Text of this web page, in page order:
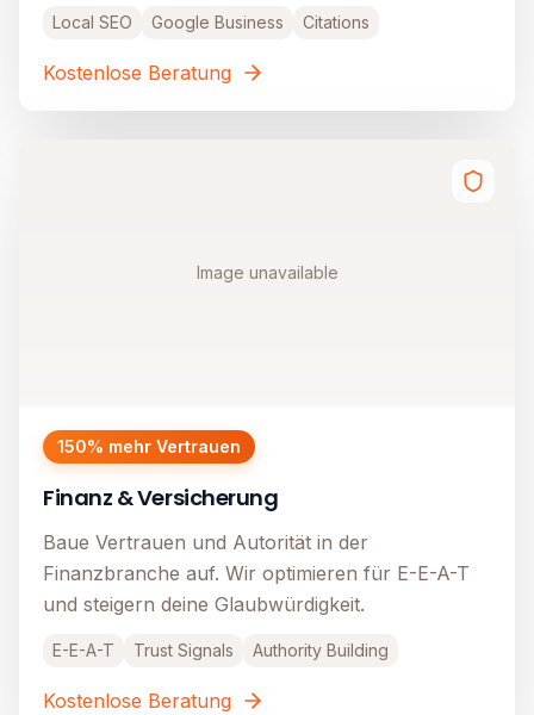
Local SEO Google Business Citations
Kostenlose Beratung
Image unavailable
150% mehr Vertrauen
Finanz & Versicherung
Baue Vertrauen und Autorität in der
Finanzbranche auf. Wir optimieren für E-E-A-T
und steigern deine Glaubwürdigkeit.
E-E-A-T Trust Signals Authority Building
Kostenlose Beratung